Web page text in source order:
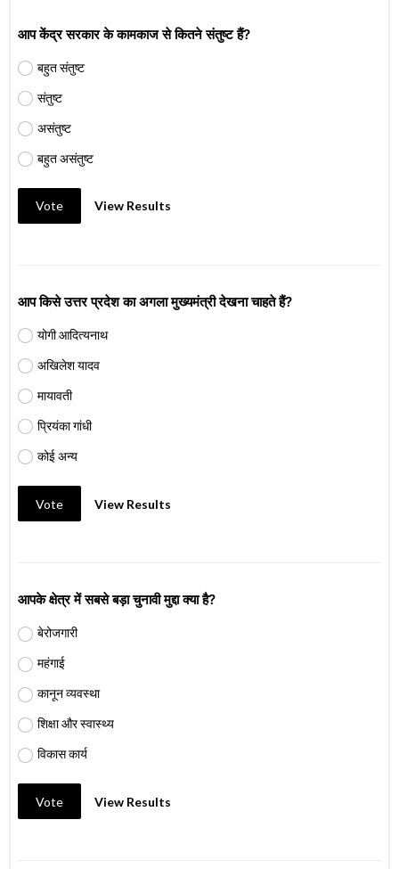
आप केंद्र सरकार के कामकाज से कितने संतुष्ट हैं?
बहुत संतुष्ट
संतुष्ट
असंतुष्ट
बहुत असंतुष्ट
Vote View Results
आप किसे उत्तर प्रदेश का अगला मुख्यमंत्री देखना चाहते हैं?
योगी आदित्यनाथ
अखिलेश यादव
मायावती
प्रियंका गांधी
कोई अन्य
Vote View Results
आपके क्षेत्र में सबसे बड़ा चुनावी मुद्दा क्या है?
बेरोजगारी
महंगाई
कानून व्यवस्था
शिक्षा और स्वास्थ्य
विकास कार्य
Vote View Results